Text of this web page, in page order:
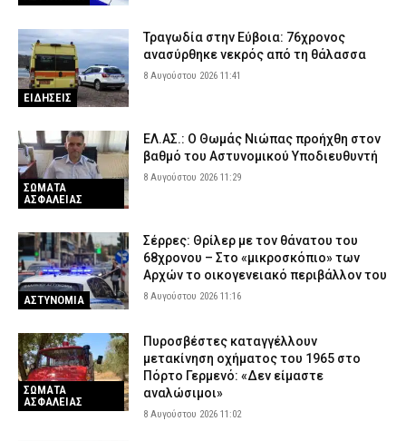
Νέα Αγχίαλος: Σάτυρος αυνανιζόταν κοιτώντας την 13χρονη
ΔΙΚΑΙΟΣΥΝΗ 7 Αυγούστου 2026 22:07
Σκιάθος: «Με ξυλοκόπησαν και με άφησαν αιμόφυρτο στο
δρόμο» – Άγριος καβγάς με λοστάρια, μαχαίρια και σφυριά
ΕΙΔΗΣΕΙΣ
Τραγωδία στην Εύβοια: 76χρονος
ανασύρθηκε νεκρός από τη θάλασσα
8 Αυγούστου 2026 11:41
ΣΩΜΑΤΑ
ΑΣΦΑΛΕΙΑΣ
ΕΛ.ΑΣ.: Ο Θωμάς Νιώπας προήχθη στον
βαθμό του Αστυνομικού Υποδιευθυντή
8 Αυγούστου 2026 11:29
ΑΣΤΥΝΟΜΙΑ
Σέρρες: Θρίλερ με τον θάνατου του
68χρονου – Στο «μικροσκόπιο» των
Αρχών το οικογενειακό περιβάλλον του
8 Αυγούστου 2026 11:16
ΣΩΜΑΤΑ
ΑΣΦΑΛΕΙΑΣ
Πυροσβέστες καταγγέλλουν
μετακίνηση οχήματος του 1965 στο
Πόρτο Γερμενό: «Δεν είμαστε
αναλώσιμοι»
8 Αυγούστου 2026 11:02